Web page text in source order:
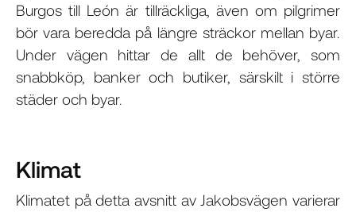
Burgos till León är tillräckliga, även om pilgrimer
bör vara beredda på längre sträckor mellan byar.
Under vägen hittar de allt de behöver, som
snabbköp, banker och butiker, särskilt i större
städer och byar.
Klimat
Klimatet på detta avsnitt av Jakobsvägen varierar